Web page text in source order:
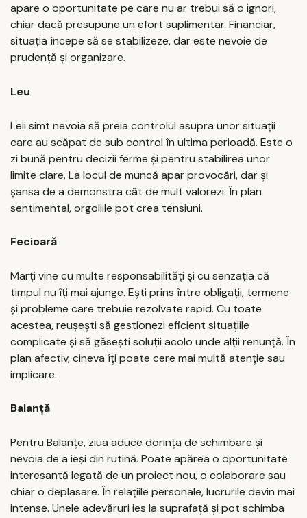
apare o oportunitate pe care nu ar trebui să o ignori,
chiar dacă presupune un efort suplimentar. Financiar,
situația începe să se stabilizeze, dar este nevoie de
prudență și organizare.
Leu
Leii simt nevoia să preia controlul asupra unor situații
care au scăpat de sub control în ultima perioadă. Este o
zi bună pentru decizii ferme și pentru stabilirea unor
limite clare. La locul de muncă apar provocări, dar și
șansa de a demonstra cât de mult valorezi. În plan
sentimental, orgoliile pot crea tensiuni.
Fecioară
Marți vine cu multe responsabilități și cu senzația că
timpul nu îți mai ajunge. Ești prins între obligații, termene
și probleme care trebuie rezolvate rapid. Cu toate
acestea, reușești să gestionezi eficient situațiile
complicate și să găsești soluții acolo unde alții renunță. În
plan afectiv, cineva îți poate cere mai multă atenție sau
implicare.
Balanță
Pentru Balanțe, ziua aduce dorința de schimbare și
nevoia de a ieși din rutină. Poate apărea o oportunitate
interesantă legată de un proiect nou, o colaborare sau
chiar o deplasare. În relațiile personale, lucrurile devin mai
intense. Unele adevăruri ies la suprafață și pot schimba